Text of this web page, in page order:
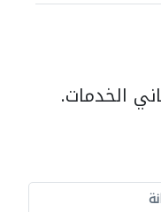
الخدمات.